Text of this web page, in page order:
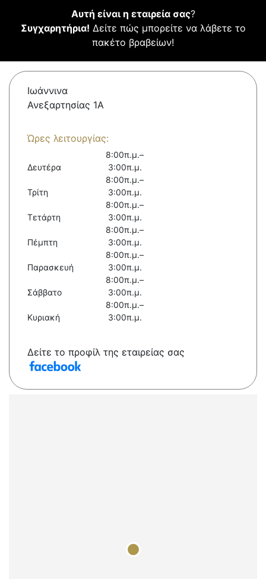
Αυτή είναι η εταιρεία σας?
Συγχαρητήρια! Δείτε πώς μπορείτε να λάβετε το
πακέτο βραβείων!
Ιωάννινα
Ανεξαρτησίας 1Α
Ώρες λειτουργίας:
Δευτέρα
8:00π.μ.–
3:00π.μ.
Τρίτη
8:00π.μ.–
3:00π.μ.
Τετάρτη
8:00π.μ.–
3:00π.μ.
Πέμπτη
8:00π.μ.–
3:00π.μ.
Παρασκευή
8:00π.μ.–
3:00π.μ.
Σάββατο
8:00π.μ.–
3:00π.μ.
Κυριακή
8:00π.μ.–
3:00π.μ.
Δείτε το προφίλ της εταιρείας σας